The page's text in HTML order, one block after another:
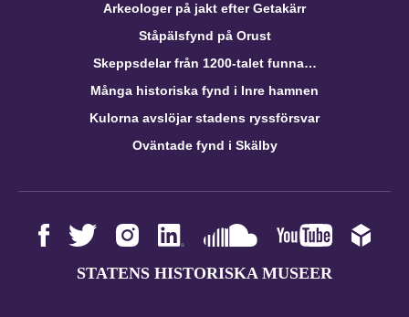
Arkeologer på jakt efter Getakärr
Ståpälsfynd på Orust
Skeppsdelar från 1200-talet funna…
Många historiska fynd i Inre hamnen
Kulorna avslöjar stadens ryssförsvar
Oväntade fynd i Skälby
STATENS HISTORISKA MUSEER